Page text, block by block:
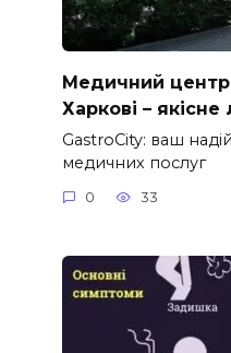
Медичний центр
Харкові – якісне
GastroCity: ваш
медичних послуг
0 33